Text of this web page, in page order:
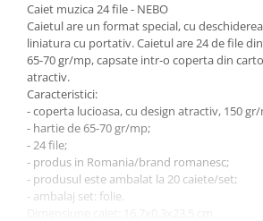
Caiet muzica 24 file - NEBO
Caietul are un format special, cu
liniatura cu portativ. Caietul are 24 de file
65-70 gr/mp, capsate intr-o coperta din
atractiv.
Caracteristici:
- coperta lucioasa, cu design atractiv, 150
- hartie de 65-70 gr/mp;
- 24 file;
- produs in Romania/brand romanesc;
- produsul este ambalat la 20 caiete/set;
- ambalaj set: folie.